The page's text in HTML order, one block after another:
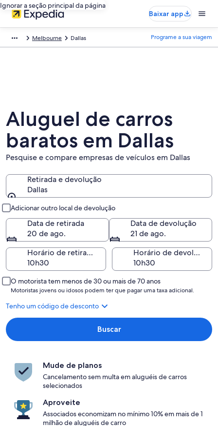
Ignorar a seção principal da página
Baixar app
Melbourne Dallas Programe a sua viagem
Aluguel de carros
baratos em Dallas
Pesquise e compare empresas de veículos em Dallas
Retirada e devolução
Dallas
Adicionar outro local de devolução
Data de retirada
20 de ago.
Data de devolução
21 de ago.
Horário de retirada
Horário de devolução
O motorista tem menos de 30 ou mais de 70 anos
Motoristas jovens ou idosos podem ter que pagar uma taxa adicional.
Tenho um código de desconto
Buscar
Mude de planos
Cancelamento sem multa em aluguéis de carros
selecionados
Aproveite
Associados economizam no mínimo 10% em mais de 1
milhão de aluguéis de carro